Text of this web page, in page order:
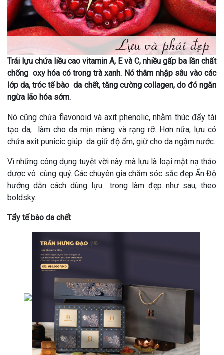
Trái lựu chứa liều cao vitamin A, E và C, nhiều gấp ba lần chất
chống oxy hóa có trong trà xanh. Nó thâm nhập sâu vào các
lớp da, tróc tế bào da chết, tăng cường collagen, do đó ngăn
ngừa lão hóa sớm.
Nó cũng chứa flavonoid và axit phenolic, nhằm thúc đẩy tái
tạo da, làm cho da mịn màng và rạng rỡ. Hơn nữa, lựu có
chứa axit punicic giúp da giữ độ ẩm, giữ cho da ngậm nước.
Vì những công dụng tuyệt vời này mà lựu là loại mặt nạ thảo
dược vô cùng quý. Các chuyên gia chăm sóc sắc đẹp Ấn Độ
hướng dẫn cách dùng lựu trong làm đẹp như sau, theo
boldsky.
Tẩy tế bào da chết